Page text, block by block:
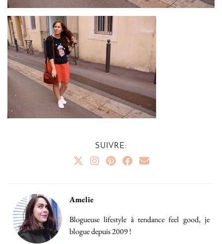
SUIVRE:
Amelie
Blogueuse lifestyle à tendance feel good, je
blogue depuis 2009 !